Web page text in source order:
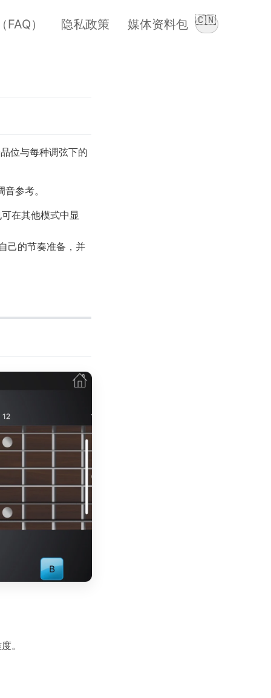
） 隐私政策 媒体资料包 🇨🇳
切换语言
位与每种调弦下的
参考。
在其他模式中显
己的节奏准备，并
。